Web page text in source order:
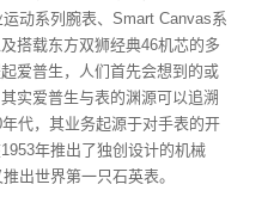
动系列腕表、Smart Canvas系
搭载东方双狮经典46机芯的多
爱普生，人们首先会想到的或
实爱普生与表的渊源可以追溯
代，其业务起源于对手表的开
年推出了独创设计的机械
出世界第一只石英表。